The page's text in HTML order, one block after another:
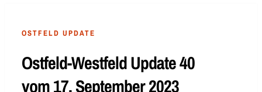
OSTFELD UPDATE
Ostfeld-Westfeld Update 40
vom 17. September 2023